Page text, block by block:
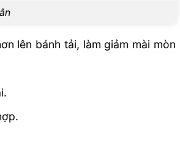
lên bánh tải, làm giảm mài mòn